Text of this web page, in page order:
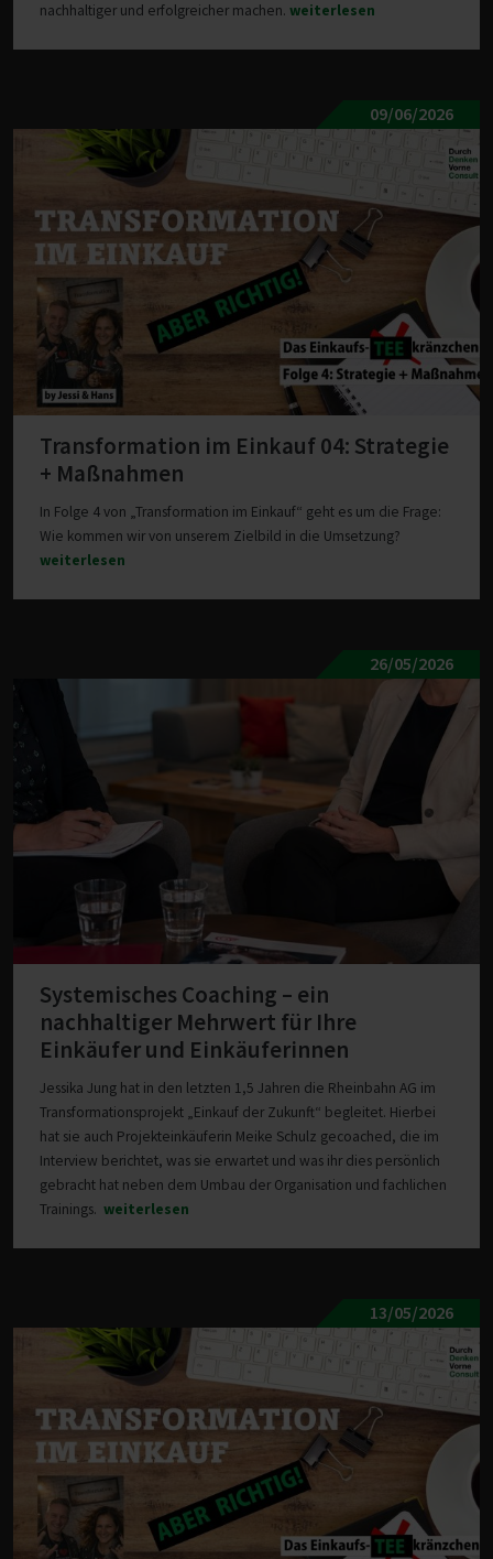
nachhaltiger und erfolgreicher machen.weiterlesen
09/06/2026
Transformation im Einkauf 04: Strategie
+ Maßnahmen
In Folge 4 von „Transformation im Einkauf“ geht es um die Frage:
Wie kommen wir von unserem Zielbild in die Umsetzung?
weiterlesen
26/05/2026
Systemisches Coaching – ein
nachhaltiger Mehrwert für Ihre
Einkäufer und Einkäuferinnen
Jessika Jung hat in den letzten 1,5 Jahren die Rheinbahn AG im
Transformationsprojekt „Einkauf der Zukunft“ begleitet. Hierbei
hat sie auch Projekteinkäuferin Meike Schulz gecoached, die im
Interview berichtet, was sie erwartet und was ihr dies persönlich
gebracht hat neben dem Umbau der Organisation und fachlichen
Trainings.weiterlesen
13/05/2026